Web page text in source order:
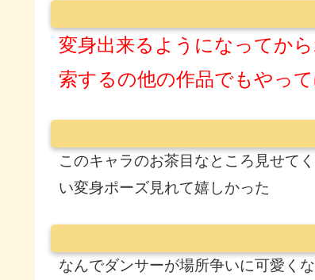
変身出来るようになってか
索するの他の作品でもやっ
このキャラのお茶目なところ見せて
い変身ポーズ見れて嬉しかった
なんでダンサーが場所争いに可愛く